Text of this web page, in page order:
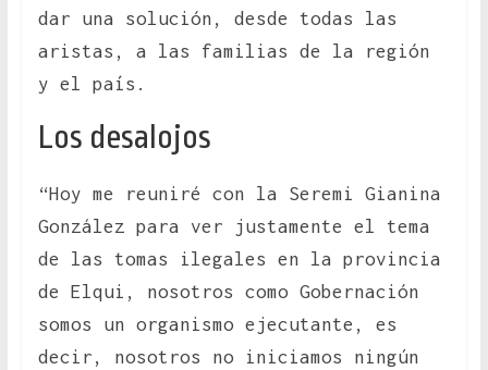
dar una solución, desde todas las
aristas, a las familias de la región
y el país.
Los desalojos
“Hoy me reuniré con la Seremi Gianina
González para ver justamente el tema
de las tomas ilegales en la provincia
de Elqui, nosotros como Gobernación
somos un organismo ejecutante, es
decir, nosotros no iniciamos ningún